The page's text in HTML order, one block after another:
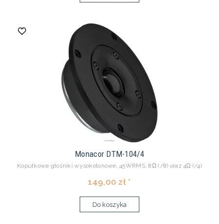
Monacor DTM-104/4
Kopułkowe głośniki wysokotonowe, 45WRMS, 8Ω (/8) oraz 4Ω (/4)
149,00 zł *
Do koszyka